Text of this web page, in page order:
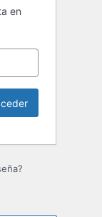
en